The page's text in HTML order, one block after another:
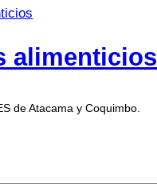
alimenticios
de Atacama y Coquimbo.